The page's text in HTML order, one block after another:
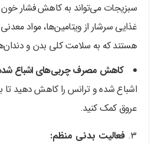
سبزیجات می‌تواند به کاهش فشار خون
غذایی سرشار از ویتامین‌ها، مواد
هستند که به سلامت کلی بدن و
کاهش مصرف چربی‌های اشباع
اشباع شده و ترانس را کاهش دهید تا
عروق کمک کنید.
۳. فعالیت بدنی منظم: